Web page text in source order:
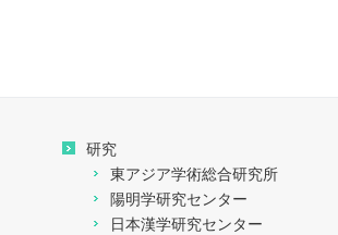
研究
東アジア学術総合研究所
陽明学研究センター
日本漢学研究センター